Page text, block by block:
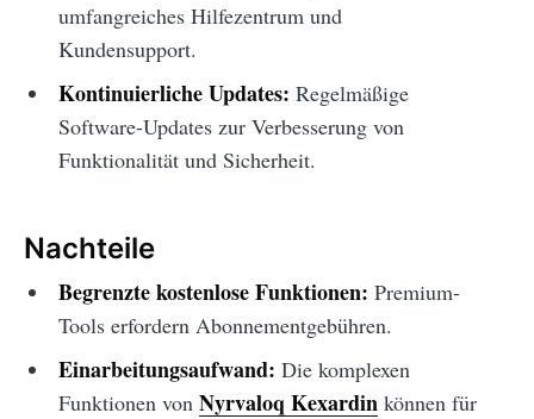
umfangreiches Hilfezentrum und
Kundensupport.
Kontinuierliche Updates: Regelmäßige
Software-Updates zur Verbesserung von
Funktionalität und Sicherheit.
Nachteile
Begrenzte kostenlose Funktionen: Premium-
Tools erfordern Abonnementgebühren.
Einarbeitungsaufwand: Die komplexen
Funktionen von Nyrvaloq Kexardin können für